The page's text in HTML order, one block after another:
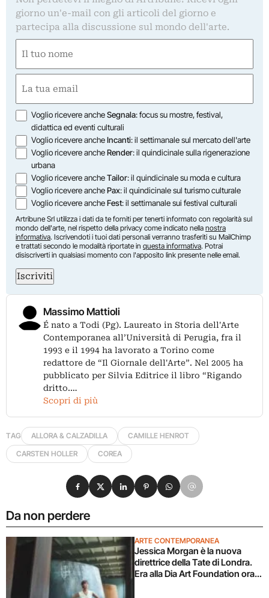
giorno un'e-mail con gli articoli del giorno e
partecipa alla discussione sul mondo dell'arte.
(Required)
First
(Required)
Opzioni
Voglio ricevere ancheSegnala: focus su mostre, festival,
didattica ed eventi culturali
Voglio ricevere ancheIncanti: il settimanale sul mercato dell'arte
Voglio ricevere ancheRender: il quindicinale sulla rigenerazione
urbana
Voglio ricevere ancheTailor: il quindicinale su moda e cultura
Voglio ricevere anchePax: il quindicinale sul turismo culturale
Voglio ricevere ancheFest: il settimanale sui festival culturali
Artribune Srl utilizza i dati da te forniti per tenerti informato con regolarità sul
mondo dell'arte, nel rispetto della privacy come indicato nella nostra
informativa. Iscrivendoti i tuoi dati personali verranno trasferiti su MailChimp
e trattati secondo le modalità riportate in questa informativa. Potrai
disiscriverti in qualsiasi momento con l'apposito link presente nelle email.
Iscriviti
Massimo Mattioli
É nato a Todi (Pg). Laureato in Storia dell'Arte
Contemporanea all’Università di Perugia, fra il
1993 e il 1994 ha lavorato a Torino come
redattore de “Il Giornale dell'Arte”. Nel 2005 ha
pubblicato per Silvia Editrice il libro “Rigando
dritto.…
Scopri di più
TAG ALLORA & CALZADILLA
CAMILLE HENROT
CARSTEN HOLLER
COREA
Da non perdere
ARTE CONTEMPORANEA
Jessica Morgan è la nuova
direttrice della Tate di Londra.
Era alla Dia Art Foundation ora
Condividi su Facebook
Condividi su X
Condividi su LinkedIn
Condividi su Pinterest
Condividi su WhatsApp
Condividi su Email